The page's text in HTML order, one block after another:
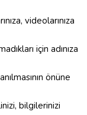
videolarınıza
için adınıza
önüne
bilgilerinizi